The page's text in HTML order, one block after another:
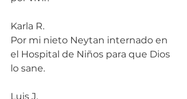
Karla R.
Por mi nieto Neytan internado en
el Hospital de Niños para que Dios
lo sane.
Luis J.